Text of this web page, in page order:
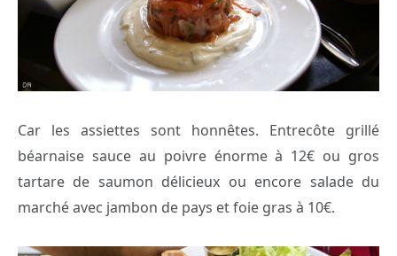
Car les assiettes sont honnêtes. Entrecôte grillé
béarnaise sauce au poivre énorme à 12€ ou gros
tartare de saumon délicieux ou encore salade du
marché avec jambon de pays et foie gras à 10€.